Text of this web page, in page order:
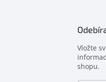
Vložte
shopu.